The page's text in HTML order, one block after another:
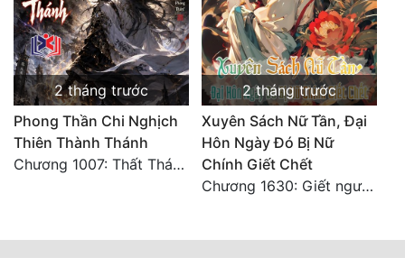
2 tháng trước
Phong Thần Chi Nghịch
Thiên Thành Thánh
Chương 1007: Thất Thánh Hạ Phàm, Đại Đạo Vô Đạo (Đại Kết Cục)
2 tháng trước
Xuyên Sách Nữ Tần, Đại
Hôn Ngày Đó Bị Nữ
Chính Giết Chết
Chương 1630: Giết ngươi, chỉ cần một mâu